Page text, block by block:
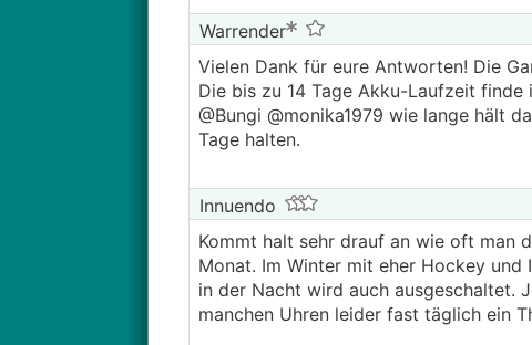
Warrender
Vielen Dank für eure Antworten! Die
Die bis zu 14 Tage Akku-Laufzeit
@Bungi @monika1979 wie lange hält
Tage halten.
Innuendo
Kommt halt sehr drauf an wie oft man
Monat. Im Winter mit eher Hockey
in der Nacht wird auch ausgeschaltet.
manchen Uhren leider fast täglich ein